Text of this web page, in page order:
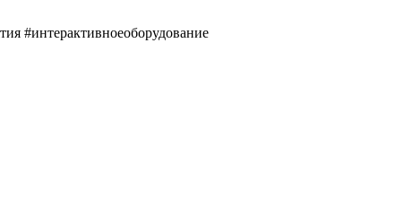
#интерактивноеоборудование